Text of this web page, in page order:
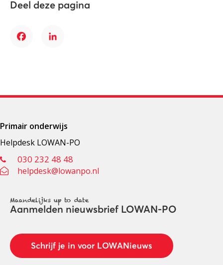
Deel deze pagina
FacebookLinkedIn
Primair onderwijs
Helpdesk LOWAN-PO
030 232 48 48
helpdesk@lowanpo.nl
Maandelijks up to date
Aanmelden nieuwsbrief LOWAN-PO
Schrijf je in voor LOWANieuws